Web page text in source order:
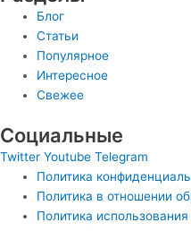
Блог
Статьи
Популярное
Интересное
Свежее
Социальные
Twitter Youtube Telegram
Политика
Политика в отношении
Политика